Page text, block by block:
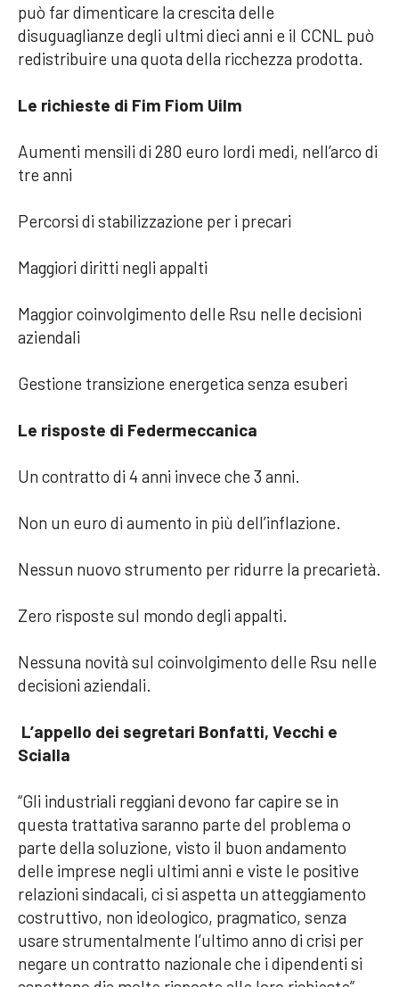
può far dimenticare la crescita delle
disuguaglianze degli ultmi dieci anni e il CCNL può
redistribuire una quota della ricchezza prodotta.
Le richieste di Fim Fiom Uilm
Aumenti mensili di 280 euro lordi medi, nell’arco di
tre anni
Percorsi di stabilizzazione per i precari
Maggiori diritti negli appalti
Maggior coinvolgimento delle Rsu nelle decisioni
aziendali
Gestione transizione energetica senza esuberi
Le risposte di Federmeccanica
Un contratto di 4 anni invece che 3 anni.
Non un euro di aumento in più dell’inflazione.
Nessun nuovo strumento per ridurre la precarietà.
Zero risposte sul mondo degli appalti.
Nessuna novità sul coinvolgimento delle Rsu nelle
decisioni aziendali.
L’appello dei segretari Bonfatti, Vecchi e
Scialla
“Gli industriali reggiani devono far capire se in
questa trattativa saranno parte del problema o
parte della soluzione, visto il buon andamento
delle imprese negli ultimi anni e viste le positive
relazioni sindacali, ci si aspetta un atteggiamento
costruttivo, non ideologico, pragmatico, senza
usare strumentalmente l’ultimo anno di crisi per
negare un contratto nazionale che i dipendenti si